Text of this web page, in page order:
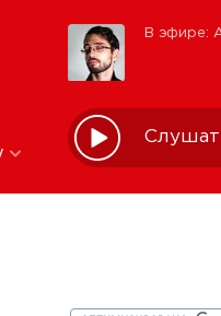
В эфире: